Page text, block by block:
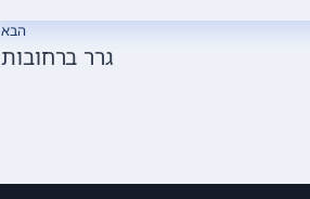
הבא
גרר ברחובות